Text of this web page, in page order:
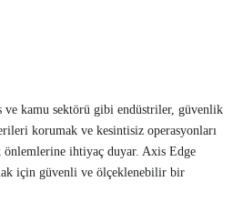
ve kamu sektörü gibi endüstriler, güvenlik
korumak ve kesintisiz operasyonları
önlemlerine ihtiyaç duyar. Axis Edge
için güvenli ve ölçeklenebilir bir